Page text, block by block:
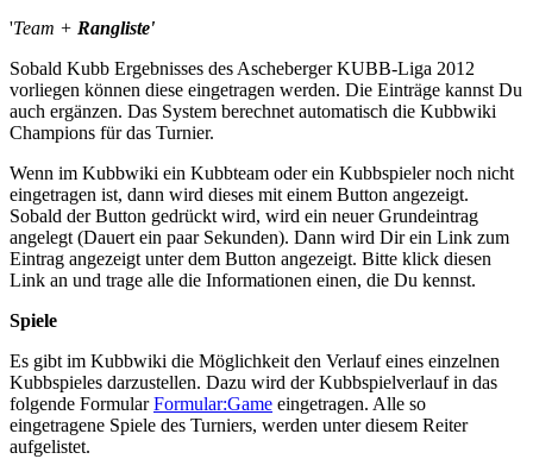
'Team + Rangliste'
Sobald Kubb Ergebnisses des Ascheberger KUBB-Liga 2012
vorliegen können diese eingetragen werden. Die Einträge kannst Du
auch ergänzen. Das System berechnet automatisch die Kubbwiki
Champions für das Turnier.
Wenn im Kubbwiki ein Kubbteam oder ein Kubbspieler noch nicht
eingetragen ist, dann wird dieses mit einem Button angezeigt.
Sobald der Button gedrückt wird, wird ein neuer Grundeintrag
angelegt (Dauert ein paar Sekunden). Dann wird Dir ein Link zum
Eintrag angezeigt unter dem Button angezeigt. Bitte klick diesen
Link an und trage alle die Informationen einen, die Du kennst.
Spiele
Es gibt im Kubbwiki die Möglichkeit den Verlauf eines einzelnen
Kubbspieles darzustellen. Dazu wird der Kubbspielverlauf in das
folgende FormularFormular:Game eingetragen. Alle so
eingetragene Spiele des Turniers, werden unter diesem Reiter
aufgelistet.